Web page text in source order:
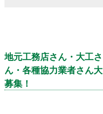
地元工務店さん・大工さ
ん・各種協力業者さん大
募集！